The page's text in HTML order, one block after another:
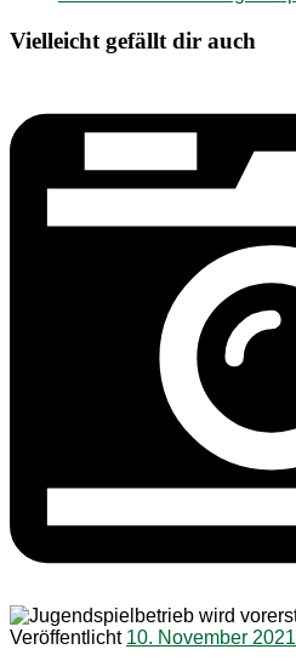
Vielleicht gefällt dir auch
Veröffentlicht 10. November 2021